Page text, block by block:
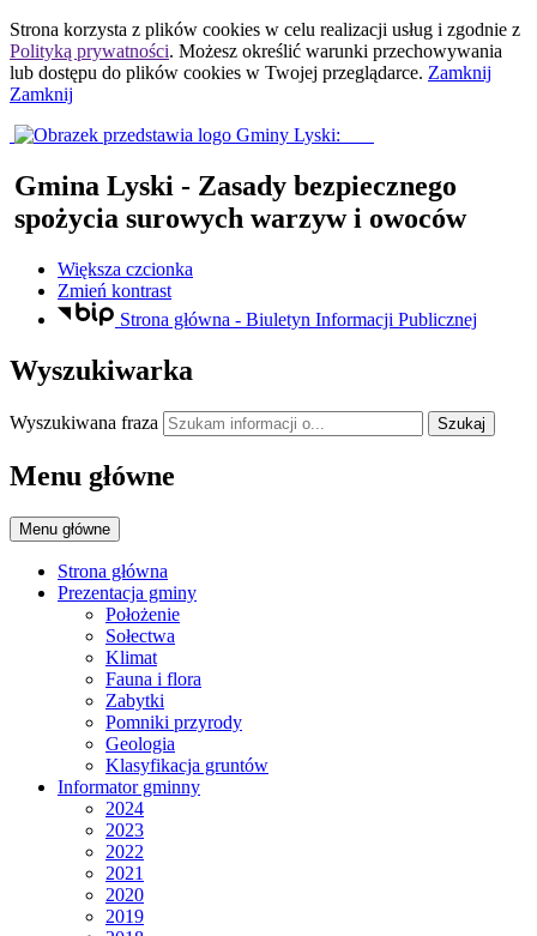
Strona korzysta z plików cookies w celu realizacji usług i zgodnie z
Polityką prywatności. Możesz określić warunki przechowywania
lub dostępu do plików cookies w Twojej przeglądarce. Zamknij
Zamknij
Gmina Lyski - Zasady bezpiecznego
spożycia surowych warzyw i owoców
Większa czcionka
Zmień kontrast
Strona główna - Biuletyn Informacji Publicznej
Wyszukiwarka
Wyszukiwana fraza Szukaj
Menu główne
Menu główne
Strona główna
Prezentacja gminy
Położenie
Sołectwa
Klimat
Fauna i flora
Zabytki
Pomniki przyrody
Geologia
Klasyfikacja gruntów
Informator gminny
2024
2023
2022
2021
2020
2019